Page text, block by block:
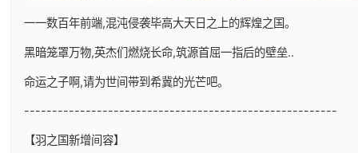
一一数百年前端,混沌侵袭毕高大天日之上的辉煌之国。
黑暗笼罩万物,英杰们燃烧长命,筑源首屈一指后的壁垒..
命运之子啊,请为世间带到希冀的光芒吧。
--------------------------------------------------------
【羽之国新增间容】